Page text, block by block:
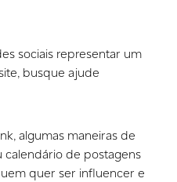
sociais representar um
busque ajude
algumas maneiras de
calendário de postagens
quer ser influencer e